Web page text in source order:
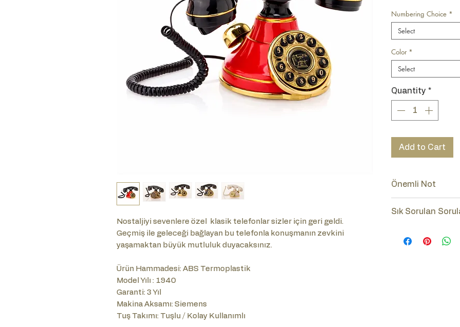
Nostaljiyi sevenlere özel klasik telefonlar sizler için geri geldi.
Geçmiş ile geleceği bağlayan bu telefonla konuşmanın zevkini
yaşamaktan büyük mutluluk duyacaksınız.
Ürün Hammadesi: ABS Termoplastik
Model Yılı : 1940
Garanti: 3 Yıl
Makina Aksamı: Siemens
Tuş Takımı: Tuşlu / Kolay Kullanımlı
Numbering Choice *
Select
Color *
Select
Quantity *
Add to Cart
Önemli Not
(Tuşlu-Çevirmeli)
Sık Sorulan
tıklayınız.